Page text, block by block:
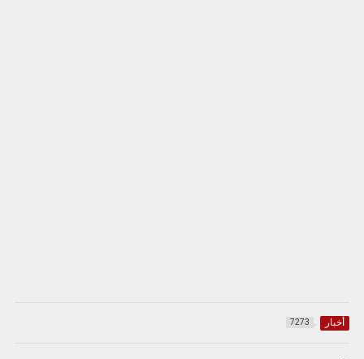
أخبار 7273